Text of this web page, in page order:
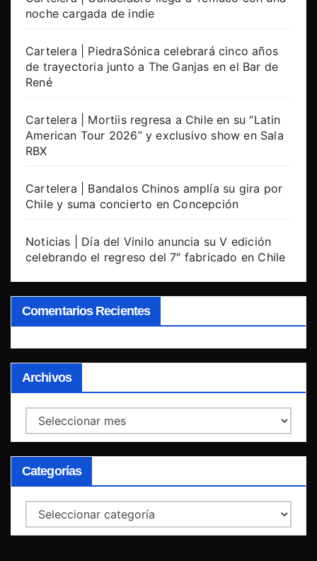
noche cargada de indie
Cartelera | PiedraSónica celebrará cinco años
de trayectoria junto a The Ganjas en el Bar de
René
Cartelera | Mortiis regresa a Chile en su “Latin
American Tour 2026” y exclusivo show en Sala
RBX
Cartelera | Bandalos Chinos amplía su gira por
Chile y suma concierto en Concepción
Noticias | Día del Vinilo anuncia su V edición
celebrando el regreso del 7″ fabricado en Chile
Comentarios Recientes
Archivos
Archivos
Categorías
Categorías